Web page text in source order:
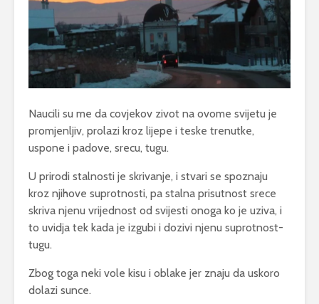
Naucili su me da covjekov zivot na ovome svijetu je
promjenljiv, prolazi kroz lijepe i teske trenutke,
uspone i padove, srecu, tugu.
U prirodi stalnosti je skrivanje, i stvari se spoznaju
kroz njihove suprotnosti, pa stalna prisutnost srece
skriva njenu vrijednost od svijesti onoga ko je uziva, i
to uvidja tek kada je izgubi i dozivi njenu suprotnost-
tugu.
Zbog toga neki vole kisu i oblake jer znaju da uskoro
dolazi sunce.